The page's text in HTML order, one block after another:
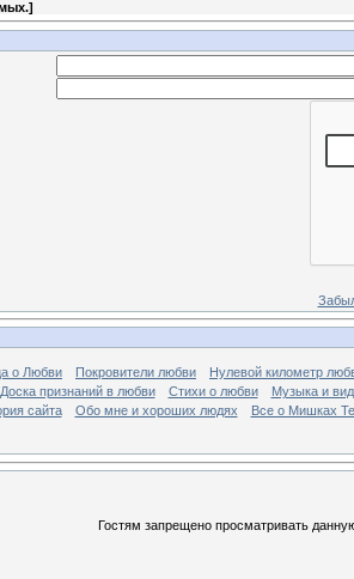
]
о Любви Покровители любви
Нулевой километр
Доска признаний в любви Стихи о любви
Музыка и
сайта Обо мне и хороших людях Все о Мишках
Гостям запрещено просматривать